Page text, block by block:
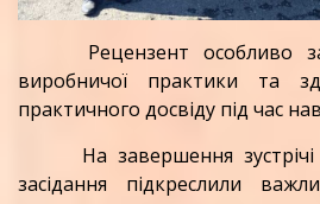
Рецензент особливо
виробничої практики та
практичного досвіду під час
На завершення
засідання підкреслили